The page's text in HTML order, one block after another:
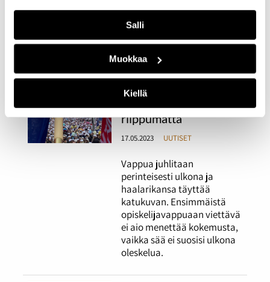
Salli
Muokkaa
Kiellä
olemalla 24 tuntia putkeen
päihtyneenä. Kannustaako
tämä kuitenkaan alkoholin
Opiskelijat juhlivat
riippumatta
17.05.2023 UUTISET
Vappua juhlitaan
perinteisesti ulkona ja
haalarikansa täyttää
katukuvan. Ensimmäistä
opiskelijavappuaan viettävä
ei aio menettää kokemusta,
vaikka sää ei suosisi ulkona
oleskelua.